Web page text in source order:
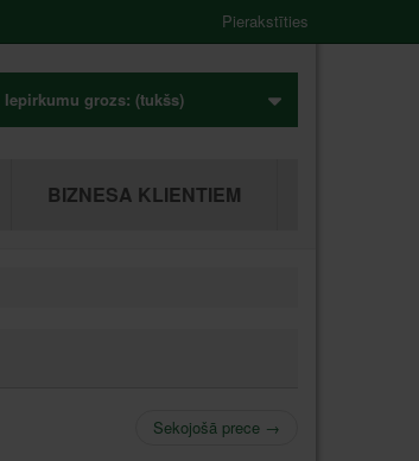
Pierakstīties
Iepirkumu grozs: (tukšs)
BIZNESA KLIENTIEM
Sekojošā prece →